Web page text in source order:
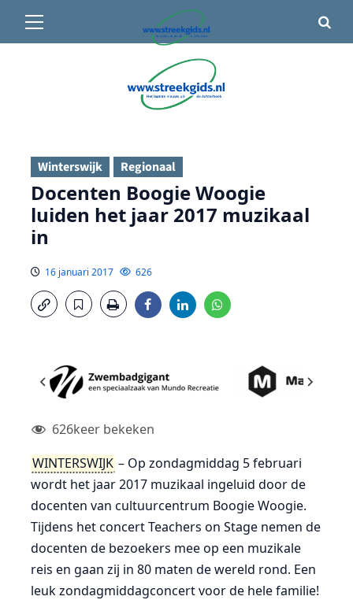
19°C• Vandaag 15° / 24°
menu
Winterswijk Regionaal
Docenten Boogie Woogie
luiden het jaar 2017 muzikaal
in
16 januari 2017 626
626keer bekeken
WINTERSWIJK – Op zondagmiddag 5 februari
wordt het jaar 2017 muzikaal ingeluid door de
docenten van cultuurcentrum Boogie Woogie.
Tijdens het concert Teachers on Stage nemen de
docenten de bezoekers mee op een muzikale
reis en gaan zij in 80 maten de wereld rond. Een
leuk zondagmiddagconcert voor de hele familie!